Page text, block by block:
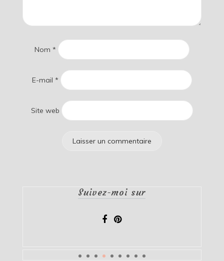
Nom *
E-mail *
Site web
Suivez-moi sur